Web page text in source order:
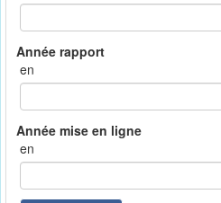
en
en